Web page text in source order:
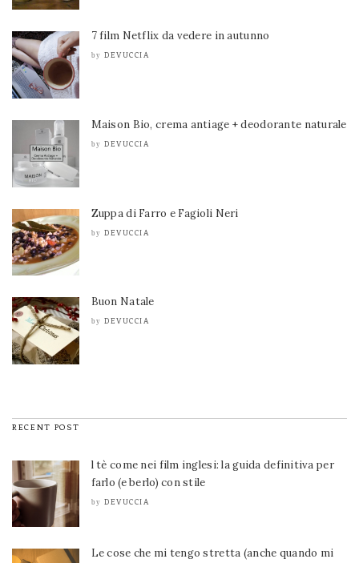
7 film Netflix da vedere in autunno
by DEVUCCIA
Maison Bio, crema antiage + deodorante naturale
by DEVUCCIA
Zuppa di Farro e Fagioli Neri
by DEVUCCIA
Buon Natale
by DEVUCCIA
RECENT POST
l tè come nei film inglesi: la guida definitiva per
farlo (e berlo) con stile
by DEVUCCIA
Le cose che mi tengo stretta (anche quando mi